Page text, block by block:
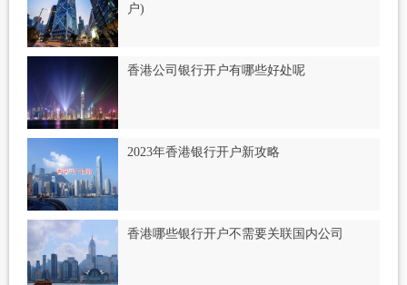
户)
香港公司银行开户有哪些好处呢
2023年香港银行开户新攻略
香港哪些银行开户不需要关联国内公司